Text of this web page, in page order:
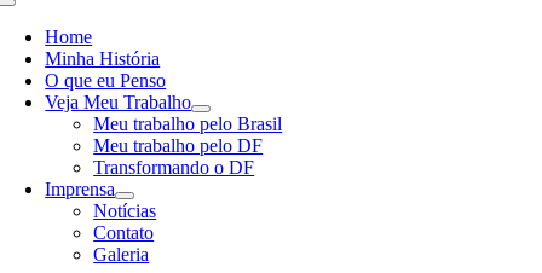
Toggle
NavigationHome
Minha História
O que eu Penso
Veja Meu Trabalho
Meu trabalho pelo Brasil
Meu trabalho pelo DF
Transformando o DF
Imprensa
Notícias
Contato
Galeria